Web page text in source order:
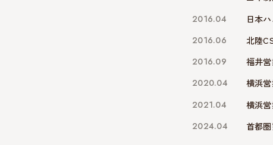
2016.04
日本
2016.06
北陸
2016.09
福井
2020.04
横浜
2021.04
横浜
2024.04
首都